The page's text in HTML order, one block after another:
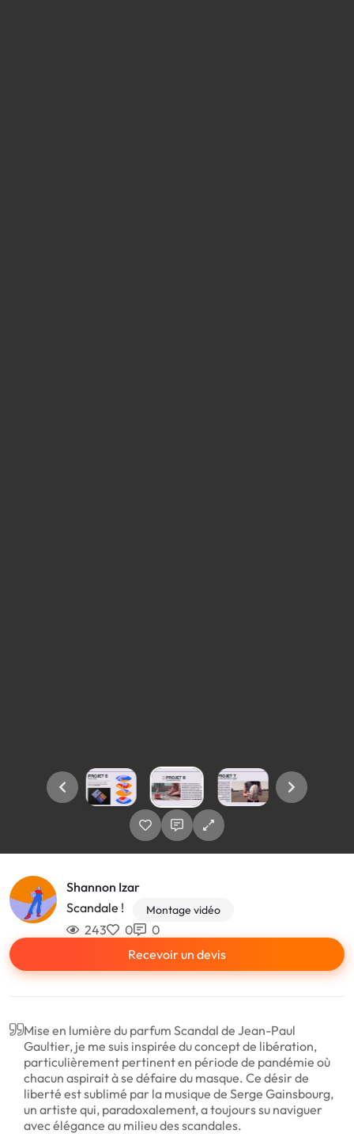
Shannon Izar
Scandale !
Montage vidéo
243 0
0
Recevoir un devis
Mise en lumière du parfum Scandal de Jean-Paul
Gaultier, je me suis inspirée du concept de libération,
particulièrement pertinent en période de pandémie où
chacun aspirait à se défaire du masque. Ce désir de
liberté est sublimé par la musique de Serge Gainsbourg,
un artiste qui, paradoxalement, a toujours su naviguer
avec élégance au milieu des scandales.